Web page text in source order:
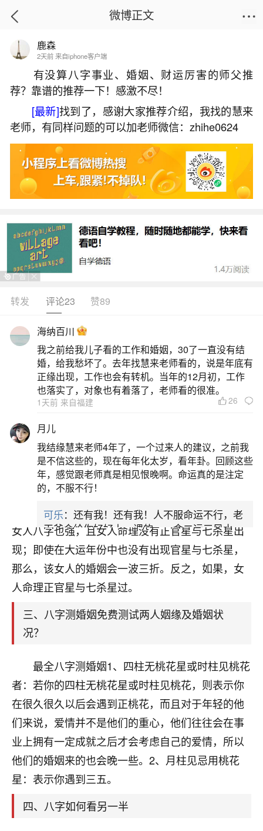
首页
怎么从八字测婚姻状况？
2026-07-06 20:43:45 3 5 赞
生活中像怎么从八字测婚姻状况？都是很常见
的问题，但是小问题不注意可能会引起大麻烦，下
面就这个问题给大家做一些解读：
一、从生辰八字怎么看婚姻
命格类型：通过八字排盘确定命主属于哪种命
格（如正官格、食神格等），不同命格对婚姻的期
待和经营方式差异显著。例如，正官格者重视规则
满足，需配偶理解其浪漫需求。十神关系：十神
（比肩、劫财、食神、伤官等）代表不同社会关
系，其中正官/七杀代表配偶星，正财/偏财代表异性
缘分。若男命正财透
二、八字测一生婚姻状况,女子八字看有几次婚
姻？
女命正官七杀同现而正官落空亡者，嫁二婚
人；官杀都落空亡，则会有两次以上婚姻，非常应
验。女人八字身强无官星：婚姻一波三折如果一个
女人八字也强，且女人命理没有正官星与七杀星出
现；即使在大运年份中也没有出现官星与七杀星，
那么，该女人的婚姻会一波三折。反之，如果，女
人命理正官星与七杀星过。
三、八字测婚姻免费测试两人姻缘及婚姻状
况？
最全八字测婚姻1、四柱无桃花星或时柱见桃花
者：若你的四柱无桃花星或时柱见桃花，则表示你
在很久很久以后会遇到正桃花，而且对于年轻的他
们来说，爱情并不是他们的重心，他们往往会在事
业上拥有一定成就之后才会考虑自己的爱情，所以
他们的婚姻来的也会晚一些。2、月柱见忌用桃花
星：表示你遇到三五。
四、八字如何看另一半
微博正文
鹿森
2天前 来自iphone客户端
有没算八字事业、婚姻、财运厉害的师父推
荐？靠谱的推荐一下！感激不尽！
[最新]找到了，感谢大家推荐介绍，我找的慧来
老师，有同样问题的可以加老师微信：zhihe0624
转发 评论23 赞89
海纳百川
我之前给我儿子看的工作和婚姻，30了一直没有结
婚，给我愁坏了。去年找慧来老师看的，说是年底有
正缘出现，工作也会有转机。当年的12月初，工作
也落实了，对象也有着落了，老师看的很准。
1天前 来自福建 26
月儿
我结缘慧来老师4年了，一个过来人的建议，之前我
是不信这些的，现在每年化太岁，看年卦。回顾这些
年，感觉跟老师真是相见恨晚啊。命运真的是注定
的，不服不行！
可乐：还有我！还有我！人不服命运不行，老
天爷会给你好好上一课的。一命二运三风水，
哪样不服都不行！
平安是福：我也是每年找老师化太岁，看年
卦，认识老师3年了，都是缘分啊！
心若莲花
家底快败光了，真是倒霉！我也想找人看看到底怎么
回事？
鹿森：你可以找老师看看，人有时不服命不行
啊！
太阳当空赵：我也做餐饮的，生意不算大，但
是我从找店开始都是找慧来老师跟进的，选
址、风水、还有开业日子，哪哪都看了，虽然
大环境不好，但是我家生意还可以，前几天又